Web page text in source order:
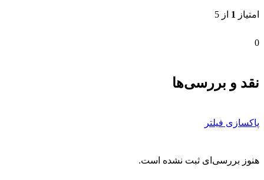
امتیاز 1 از 5
0
نقد و بررسی‌ها
پاکسازی فیلتر
هنوز بررسی‌ای ثبت نشده است.